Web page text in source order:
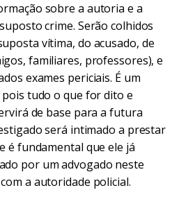
sobre a autoria e a
crime. Serão colhidos
vítima, do acusado, de
familiares, professores), e
exames periciais. É um
tudo o que for dito e
de base para a futura
será intimado a prestar
é fundamental que ele já
por um advogado neste
a autoridade policial.